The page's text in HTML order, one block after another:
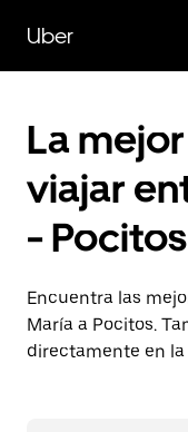
contenido
principal
Uber
La
viajar
- Pocitos
Encuentra las
María a Pocitos.
directamente en